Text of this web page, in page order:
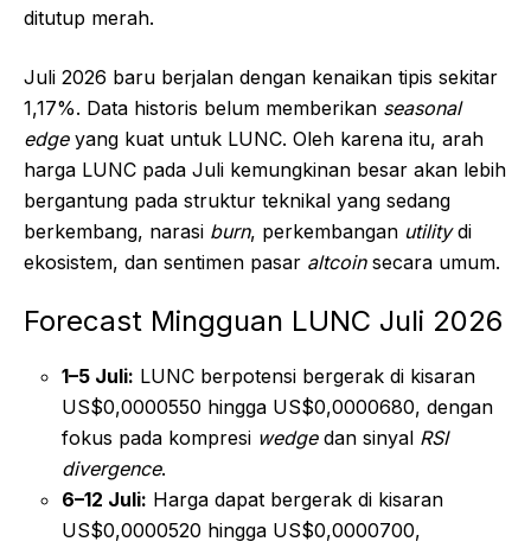
ditutup merah.
Juli 2026 baru berjalan dengan kenaikan tipis sekitar
1,17%. Data historis belum memberikan seasonal
edgeyang kuat untuk LUNC. Oleh karena itu, arah
harga LUNC pada Juli kemungkinan besar akan lebih
bergantung pada struktur teknikal yang sedang
berkembang, narasi burn, perkembangan utilitydi
ekosistem, dan sentimen pasar altcoinsecara umum.
Forecast Mingguan LUNC Juli 2026
1–5 Juli: LUNC berpotensi bergerak di kisaran
US$0,0000550 hingga US$0,0000680, dengan
fokus pada kompresi wedgedan sinyal RSI
divergence.
6–12 Juli: Harga dapat bergerak di kisaran
US$0,0000520 hingga US$0,0000700,